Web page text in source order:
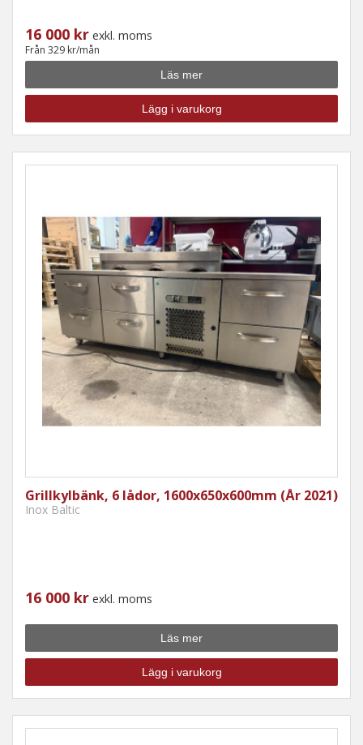
16 000 kr exkl. moms
Från 329 kr/mån
Läs mer
Lägg i varukorg
Grillkylbänk, 6 lådor, 1600x650x600mm (År 2021)
Inox Baltic
16 000 kr exkl. moms
Läs mer
Lägg i varukorg